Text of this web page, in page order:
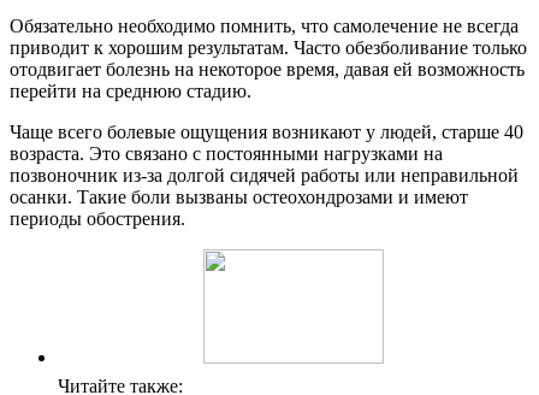
Обязательно необходимо помнить, что самолечение не всегда
приводит к хорошим результатам. Часто обезболивание только
отодвигает болезнь на некоторое время, давая ей возможность
перейти на среднюю стадию.
Чаще всего болевые ощущения возникают у людей, старше 40
возраста. Это связано с постоянными нагрузками на
позвоночник из-за долгой сидячей работы или неправильной
осанки. Такие боли вызваны остеохондрозами и имеют
периоды обострения.
Читайте также: